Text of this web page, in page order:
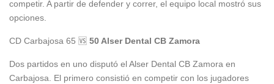
competir. A partir de defender y correr, el equipo local mostró sus
opciones.
CD Carbajosa 65 🆚 50 Alser Dental CB Zamora
Dos partidos en uno disputó el Alser Dental CB Zamora en
Carbajosa. El primero consistió en competir con los jugadores